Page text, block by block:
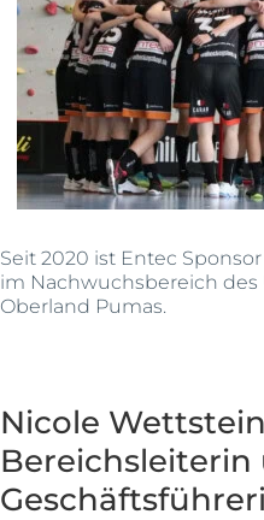
Seit 2020 ist Entec
im Nachwuchsbereich
Oberland Pumas.
Nicole
Bereichsleiterin